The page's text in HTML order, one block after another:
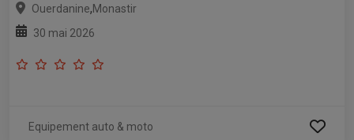
Ouerdanine,Monastir
30 mai 2026
Equipement auto & moto